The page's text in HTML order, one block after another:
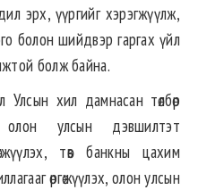
эрх, үүргийг хэрэгжүүлж,
болон шийдвэр гаргах үйл
болж байна.
хил дамнасан төлбөр
улсын дэвшилтэт
төв банкны цахим
өргөжүүлэх, олон улсын